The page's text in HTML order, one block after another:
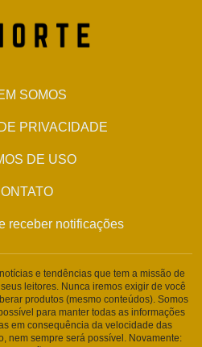
SOMOS
PRIVACIDADE
DE USO
receber notificações
e tendências que tem a missão de
leitores. Nunca iremos exigir de você
produtos (mesmo conteúdos). Somos
para manter todas as informações
em consequência da velocidade das
nem sempre será possível. Novamente: